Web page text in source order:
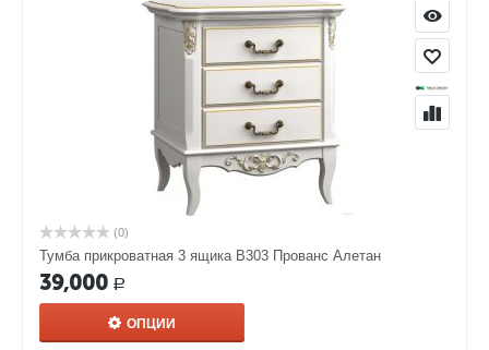
(0)
Тумба прикроватная 3 ящика В303 Прованс Алетан
39,000 Р
ОПЦИИ